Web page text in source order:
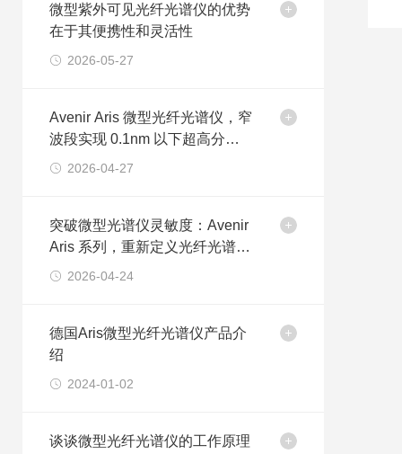
微型紫外可见光纤光谱仪的优势
在于其便携性和灵活性
2026-05-27
Avenir Aris 微型光纤光谱仪，窄
波段实现 0.1nm 以下超高分辨
率
2026-04-27
突破微型光谱仪灵敏度：Avenir
Aris 系列，重新定义光纤光谱仪
的性能边界
2026-04-24
德国Aris微型光纤光谱仪产品介
绍
2024-01-02
谈谈微型光纤光谱仪的工作原理